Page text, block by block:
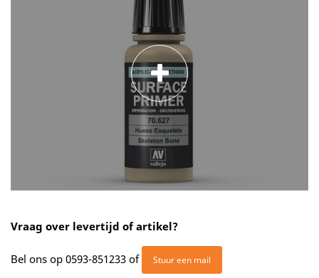
Vraag over levertijd of artikel?
Bel ons op 0593-851233 of Stuur een mail